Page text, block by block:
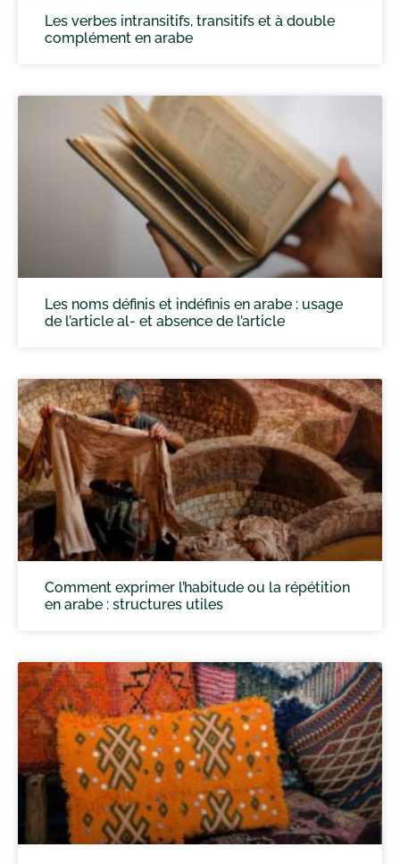
Les verbes intransitifs, transitifs et à double
complément en arabe
Les noms définis et indéfinis en arabe : usage
de l’article al- et absence de l’article
Comment exprimer l’habitude ou la répétition
en arabe : structures utiles